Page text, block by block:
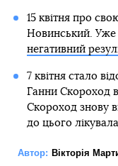
15 квітня про
Новинський. Уже
негативний
7 квітня стало
Ганни Скороход
Скороход знову
до цього лікувала.
Автор: Вікторія